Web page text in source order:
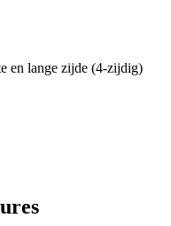
en lange zijde (4-zijdig)